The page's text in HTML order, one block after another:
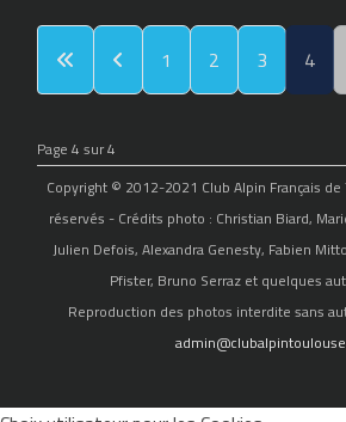
1 2 3 4
Page 4 sur 4
Copyright © 2012-2021 Club Alpin Français
réservés - Crédits photo : Christian Biard,
Julien Defois, Alexandra Genesty, Fabien
Pfister, Bruno Serraz et quelques
Reproduction des photos interdite sans